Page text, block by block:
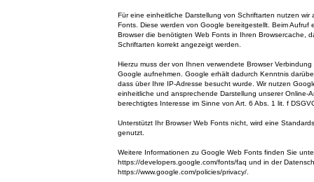
Für eine einheitliche Darstellung von Schriftarten nutzen wir
Fonts. Diese werden von Google bereitgestellt. Beim Aufruf
Browser die benötigten Web Fonts in Ihren Browsercache,
Schriftarten korrekt angezeigt werden.
Hierzu muss der von Ihnen verwendete Browser
Google aufnehmen. Google erhält dadurch Kenntnis
dass über Ihre IP-Adresse besucht wurde. Wir nutzen
einheitliche und ansprechende Darstellung unserer Online-
berechtigtes Interesse im Sinne von Art. 6 Abs. 1 lit. f
Unterstützt Ihr Browser Web Fonts nicht, wird eine
genutzt.
Weitere Informationen zu Google Web Fonts finden Sie
https://developers.google.com/fonts/faq und in der
https://www.google.com/policies/privacy/.